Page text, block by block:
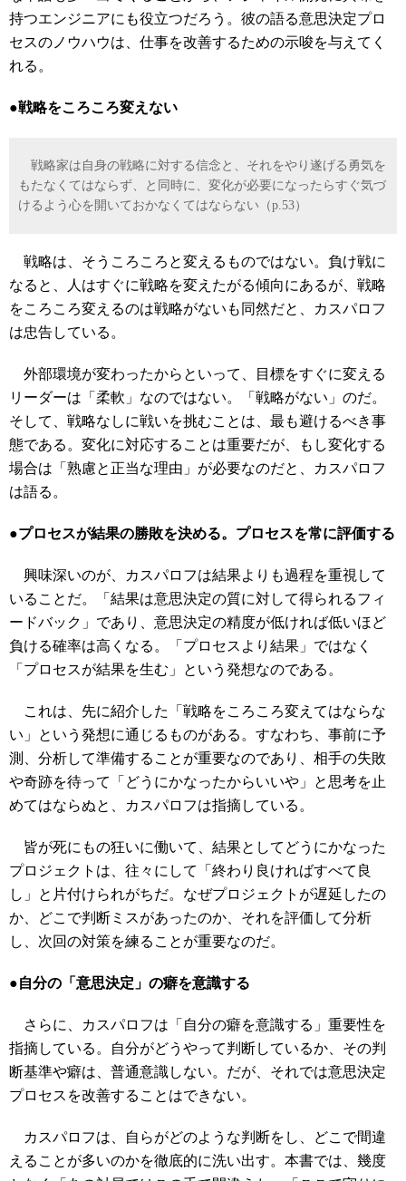
持つエンジニアにも役立つだろう。彼の語る意思決定プロ
セスのノウハウは、仕事を改善するための示唆を与えてく
れる。
●戦略をころころ変えない
戦略家は自身の戦略に対する信念と、それをやり遂げる勇気を
もたなくてはならず、と同時に、変化が必要になったらすぐ気づ
けるよう心を開いておかなくてはならない（p.53）
戦略は、そうころころと変えるものではない。負け戦に
なると、人はすぐに戦略を変えたがる傾向にあるが、戦略
をころころ変えるのは戦略がないも同然だと、カスパロフ
は忠告している。
外部環境が変わったからといって、目標をすぐに変える
リーダーは「柔軟」なのではない。「戦略がない」のだ。
そして、戦略なしに戦いを挑むことは、最も避けるべき事
態である。変化に対応することは重要だが、もし変化する
場合は「熟慮と正当な理由」が必要なのだと、カスパロフ
は語る。
●プロセスが結果の勝敗を決める。プロセスを常に評価する
興味深いのが、カスパロフは結果よりも過程を重視して
いることだ。「結果は意思決定の質に対して得られるフィ
ードバック」であり、意思決定の精度が低ければ低いほど
負ける確率は高くなる。「プロセスより結果」ではなく
「プロセスが結果を生む」という発想なのである。
これは、先に紹介した「戦略をころころ変えてはならな
い」という発想に通じるものがある。すなわち、事前に予
測、分析して準備することが重要なのであり、相手の失敗
や奇跡を待って「どうにかなったからいいや」と思考を止
めてはならぬと、カスパロフは指摘している。
皆が死にもの狂いに働いて、結果としてどうにかなった
プロジェクトは、往々にして「終わり良ければすべて良
し」と片付けられがちだ。なぜプロジェクトが遅延したの
か、どこで判断ミスがあったのか、それを評価して分析
し、次回の対策を練ることが重要なのだ。
●自分の「意思決定」の癖を意識する
さらに、カスパロフは「自分の癖を意識する」重要性を
指摘している。自分がどうやって判断しているか、その判
断基準や癖は、普通意識しない。だが、それでは意思決定
プロセスを改善することはできない。
カスパロフは、自らがどのような判断をし、どこで間違
えることが多いのかを徹底的に洗い出す。本書では、幾度